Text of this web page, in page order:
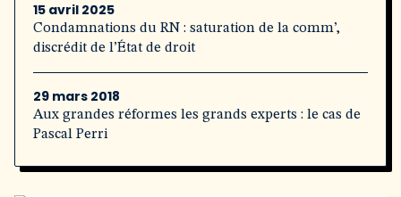
15 avril 2025
Condamnations du RN : saturation de la comm’,
discrédit de l’État de droit
29 mars 2018
Aux grandes réformes les grands experts : le cas de
Pascal Perri